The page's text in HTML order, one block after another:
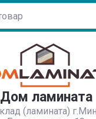
Дом ламината
(ламината)